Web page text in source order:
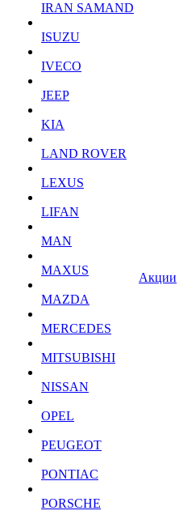
IRAN SAMAND
ISUZU
IVECO
JEEP
KIA
LAND ROVER
LEXUS
LIFAN
MAN
MAXUS
MAZDA
MERCEDES
MITSUBISHI
NISSAN
OPEL
PEUGEOT
PONTIAC
PORSCHE
Акции